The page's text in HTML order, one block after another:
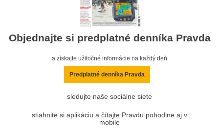
Objednajte si predplatné denníka Pravda
a získajte užitočné informácie na každý deň
Predplatné denníka Pravda
sledujte naše sociálne siete
stiahnite si aplikáciu a čítajte Pravdu pohodlne aj v
mobile